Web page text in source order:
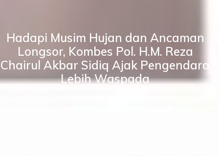
Hadapi Musim Hujan dan Ancaman
Longsor, Kombes Pol. H.M. Reza
Chairul Akbar Sidiq Ajak Pengendara
Lebih Waspada